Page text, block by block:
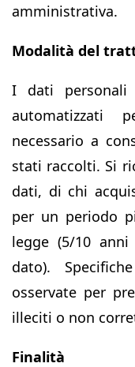
amministrativa.
Modalità del
I dati personali
automatizzati
necessario a
stati raccolti. Si
dati, di chi
per un periodo
legge (5/10
dato).
osservate per
illeciti o non
Finalità